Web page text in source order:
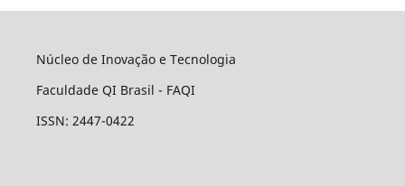
Núcleo de Inovação e Tecnologia
Faculdade QI Brasil - FAQI
ISSN: 2447-0422